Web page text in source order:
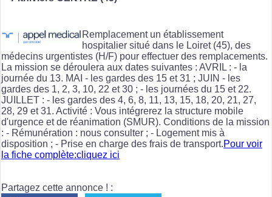
Remplacement un établissement
hospitalier situé dans le Loiret (45), des
médecins urgentistes (H/F) pour effectuer des remplacements.
La mission se déroulera aux dates suivantes : AVRIL : - la
journée du 13. MAI - les gardes des 15 et 31 ; JUIN - les
gardes des 1, 2, 3, 10, 22 et 30 ; - les journées du 15 et 22.
JUILLET : - les gardes des 4, 6, 8, 11, 13, 15, 18, 20, 21, 27,
28, 29 et 31. Activité : Vous intégrerez la structure mobile
d'urgence et de réanimation (SMUR). Conditions de la mission
: - Rémunération : nous consulter ; - Logement mis à
disposition ; - Prise en charge des frais de transport.Pour voir
la fiche complète:cliquez ici
Partagez cette annonce ! :